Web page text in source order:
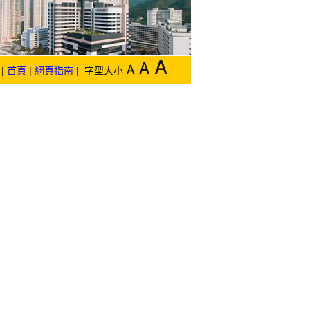
| 首頁 | 網頁指南 | 字型大小